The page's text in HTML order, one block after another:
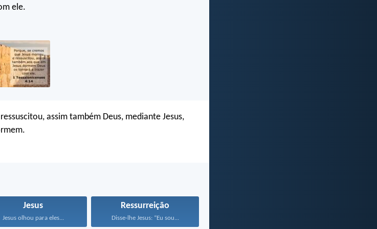
ele.
assim também Deus, mediante Jesus,
Jesus
Jesus olhou para eles...
Ressurreição
Disse-lhe Jesus: “Eu sou...